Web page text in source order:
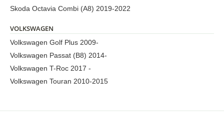
Skoda Octavia Combi (А8) 2019-2022
VOLKSWAGEN
Volkswagen Golf Plus 2009-
Volkswagen Passat (B8) 2014-
Volkswagen T-Roc 2017 -
Volkswagen Touran 2010-2015